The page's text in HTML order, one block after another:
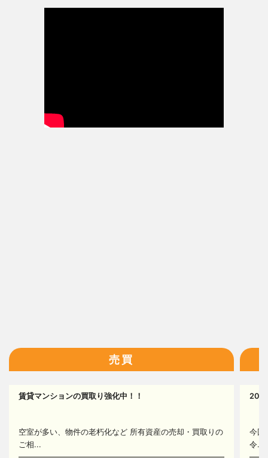
16
売買
賃貸マンションの買取り強化中！！
空室が多い、物件の老朽化など 所有資産の売却・買取りの
ご相...
今回
令...